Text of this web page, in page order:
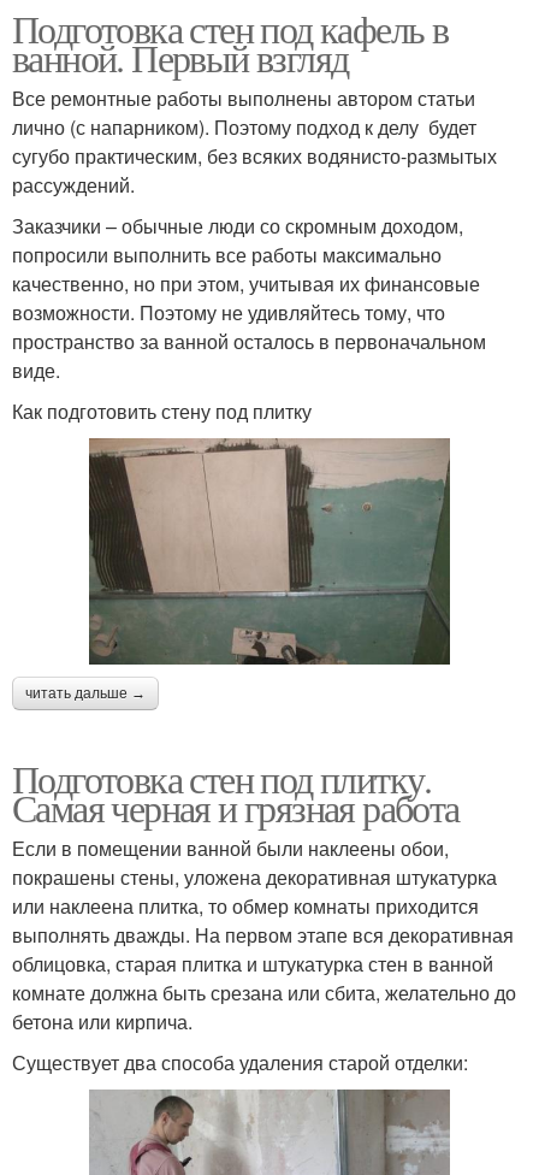
Подготовка стен под кафель в
ванной. Первый взгляд
Все ремонтные работы выполнены автором статьи
лично (с напарником). Поэтому подход к делу будет
сугубо практическим, без всяких водянисто-размытых
рассуждений.
Заказчики – обычные люди со скромным доходом,
попросили выполнить все работы максимально
качественно, но при этом, учитывая их финансовые
возможности. Поэтому не удивляйтесь тому, что
пространство за ванной осталось в первоначальном
виде.
Как подготовить стену под плитку
читать дальше →
Подготовка стен под плитку.
Самая черная и грязная работа
Если в помещении ванной были наклеены обои,
покрашены стены, уложена декоративная штукатурка
или наклеена плитка, то обмер комнаты приходится
выполнять дважды. На первом этапе вся декоративная
облицовка, старая плитка и штукатурка стен в ванной
комнате должна быть срезана или сбита, желательно до
бетона или кирпича.
Существует два способа удаления старой отделки: